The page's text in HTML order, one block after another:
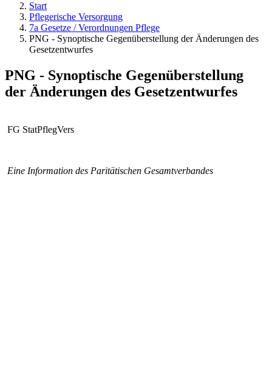
Start
Pflegerische Versorgung
7a Gesetze / Verordnungen Pflege
PNG - Synoptische Gegenüberstellung der Änderungen des
Gesetzentwurfes
PNG - Synoptische Gegenüberstellung
der Änderungen des Gesetzentwurfes
FG StatPflegVers
Eine Information des Paritätischen Gesamtverbandes